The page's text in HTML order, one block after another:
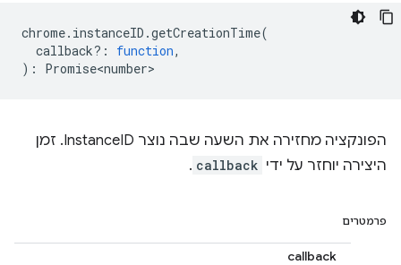
chrome. instanceID .getCreationTime(
callback? : function,
) : Promise<number>
הפונקציה מחזירה את השעה שבה נוצר InstanceID. זמן
היצירה יוחזר על ידי callback
.
פרמטרים
callback